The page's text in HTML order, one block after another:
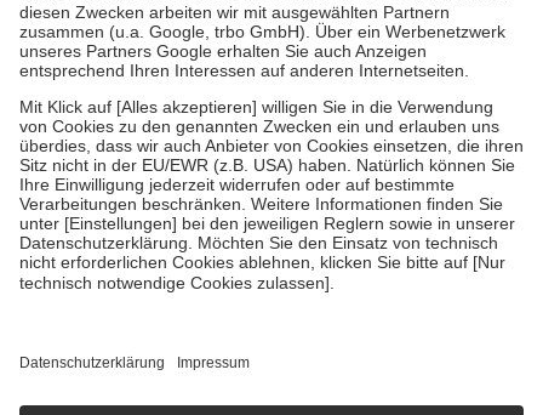
Zuzahlung zehn Prozent der Kosten sowie zehn Euro je
Verordnung.
Um das Engagement der Versicherten für ihre eigene Gesundheit zu
stärken und die besondere Stellung der Familie zu unterstützen,
fallenkeine Zuzahlungenan bei:
• Kindern und Jugendlichen bis zum vollendeten 18. Lebensjahr
mit Ausnahme der Fahrkosten
• Untersuchungen zur Vorsorge und Früherkennung, die von der
GKV getragen werden
• empfohlenen Schutzimpfungen
• Harn- und Blutteststreifen
getroffen, um sicherzustellen, dass es sich um echte Bewertungen
https://help.etrusted.com/hc/de/articles/4419944605341